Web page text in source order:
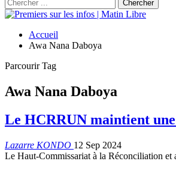
Accueil
Awa Nana Daboya
Parcourir Tag
Awa Nana Daboya
Le HCRRUN maintient
Lazarre KONDO 12 Sep 2024
Le Haut-Commissariat à la Réconciliation